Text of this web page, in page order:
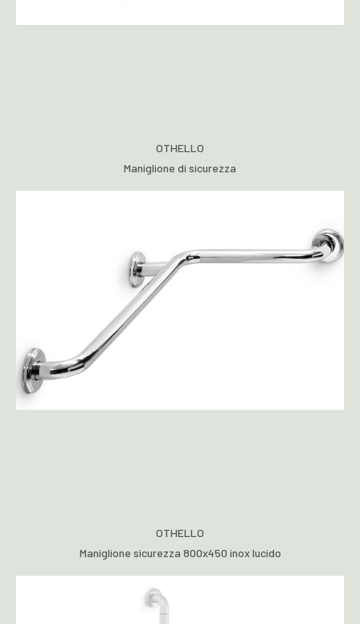
OTHELLO
Maniglione di sicurezza
OTHELLO
Maniglione sicurezza 800x450 inox lucido